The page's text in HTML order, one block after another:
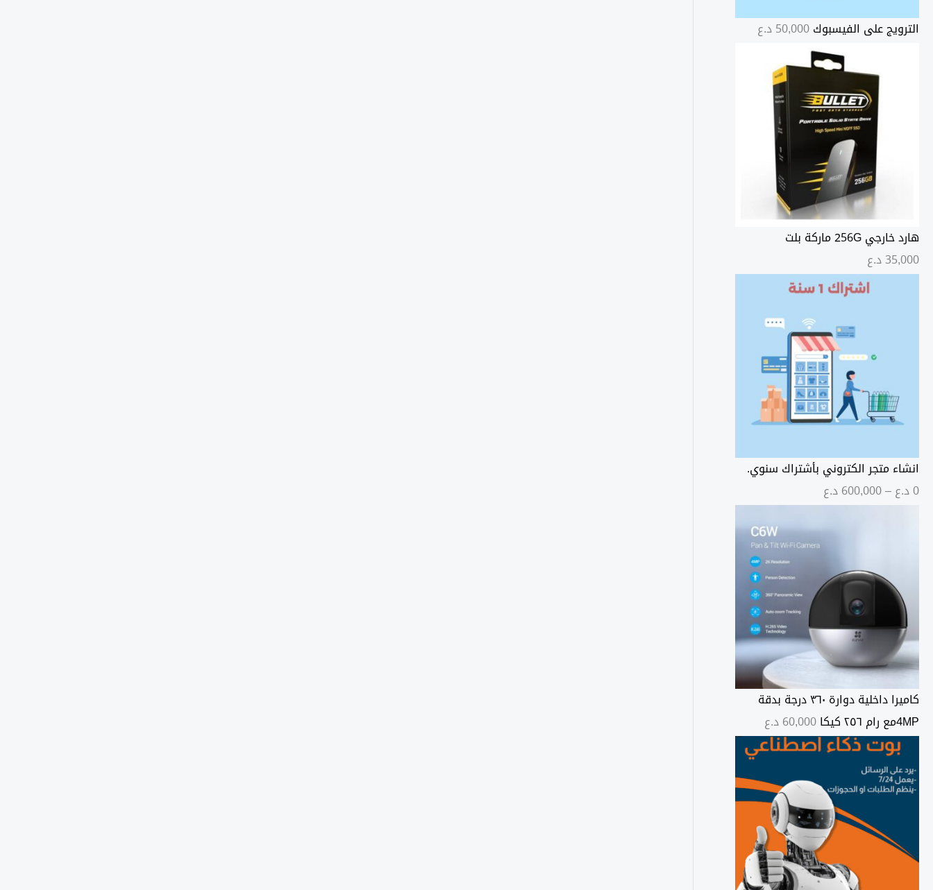
الترويج على الفيسبوك50,000د.ع
هارد خارجي 256G ماركة بلت
35,000د.ع
انشاء متجر الكتروني بأشتراك سنوي.
0د.ع–
600,000د.ع
ط
ا
ا
س
ع
:
م
ن
0
د
.
ع
كاميرا داخلية دوارة ٣٦٠ درجة بدقة
4MPمع رام ٢٥٦ كيكا
60,000د.ع